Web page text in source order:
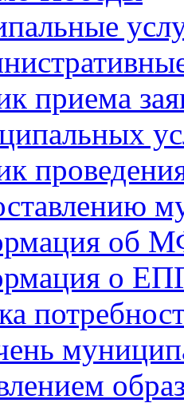
приема
об
о